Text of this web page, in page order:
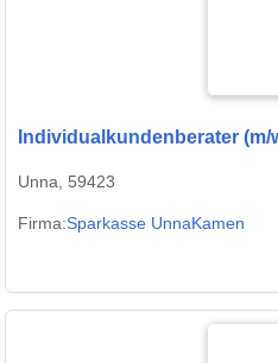
Individualkundenberater (m/
Unna, 59423
Firma:Sparkasse UnnaKamen